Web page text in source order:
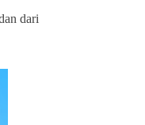
dari